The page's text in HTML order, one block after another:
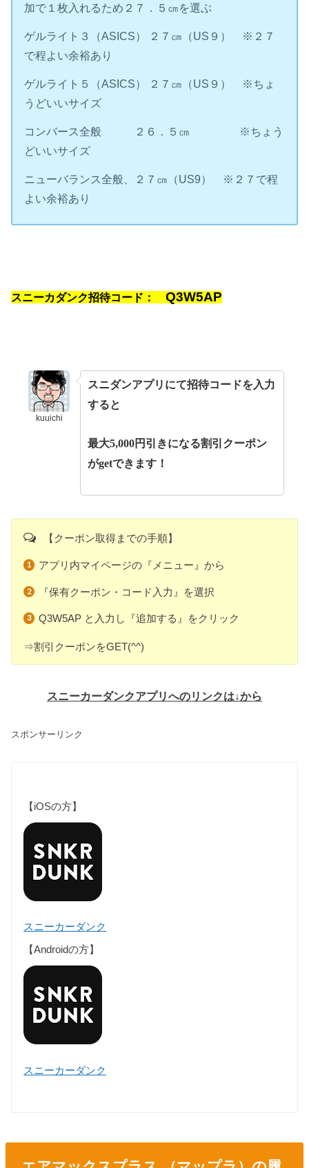
加で１枚入れるため２７．５㎝を選ぶ
ゲルライト３（ASICS） ２７㎝（US９） ※２７
で程よい余裕あり
ゲルライト５（ASICS） ２７㎝（US９） ※ちょ
うどいいサイズ
コンバース全般 ２６．５㎝ ※ちょう
どいいサイズ
ニューバランス全般、２７㎝（US9） ※２７で程
よい余裕あり
スニーカダンク招待コード：Q3W5AP
kuuichi
スニダンアプリにて招待コードを入力
すると
最大5,000円引きになる割引クーポン
がgetできます！
【クーポン取得までの手順】
アプリ内マイページの『メニュー』から
『保有クーポン・コード入力』を選択
Q3W5AP と入力し『追加する』をクリック
⇒割引クーポンをGET(^^)
スニーカーダンクアプリへのリンクは↓から
スポンサーリンク
【iOSの方】
スニーカーダンク
【Androidの方】
スニーカーダンク